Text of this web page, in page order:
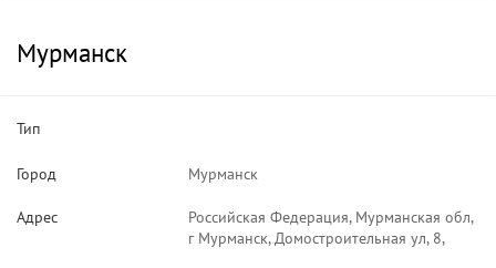
Мурманск
Тип
Город Мурманск
Адрес
Российская Федерация, Мурманская обл,
г Мурманск, Домостроительная ул, 8,